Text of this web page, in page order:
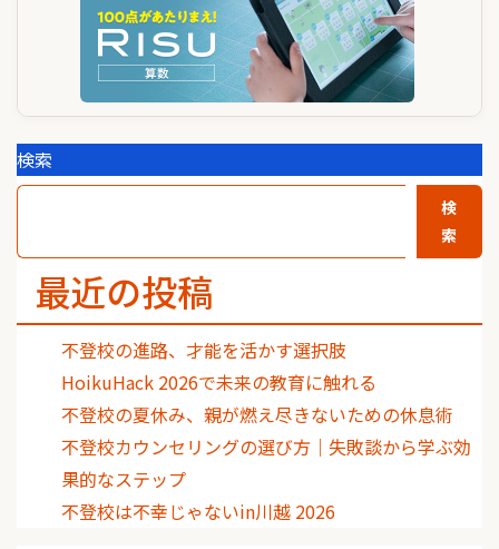
検索
検
索
最近の投稿
不登校の進路、才能を活かす選択肢
HoikuHack 2026で未来の教育に触れる
不登校の夏休み、親が燃え尽きないための休息術
不登校カウンセリングの選び方｜失敗談から学ぶ効
果的なステップ
不登校は不幸じゃないin川越 2026